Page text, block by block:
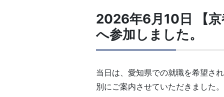
2026年6月10日 【京
へ参加しました。
当日は、愛知県での就職を希望さ
別にご案内させていただきました。